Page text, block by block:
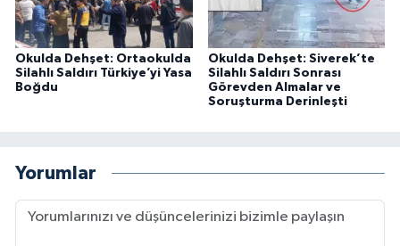
Okulda Dehşet: Ortaokulda
Silahlı Saldırı Türkiye’yi Yasa
Boğdu
Okulda Dehşet: Siverek’te
Silahlı Saldırı Sonrası
Görevden Almalar ve
Soruşturma Derinleşti
Yorumlar